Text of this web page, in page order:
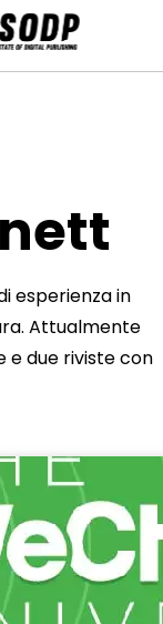
esperienza in
Attualmente
e due riviste con